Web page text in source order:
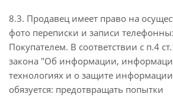
8.3. Продавец имеет право на
фото переписки и записи
Покупателем. В соответствии с п.4
закона "Об информации,
технологиях и о защите
обязуется: предотвращать попытки